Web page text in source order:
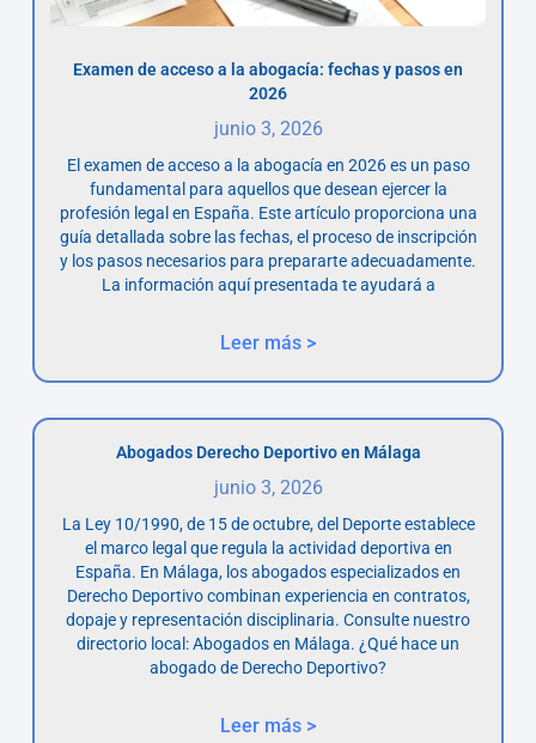
Examen de acceso a la abogacía: fechas y pasos en
2026
junio 3, 2026
El examen de acceso a la abogacía en 2026 es un paso
fundamental para aquellos que desean ejercer la
profesión legal en España. Este artículo proporciona una
guía detallada sobre las fechas, el proceso de inscripción
y los pasos necesarios para prepararte adecuadamente.
La información aquí presentada te ayudará a
Leer más >
Abogados Derecho Deportivo en Málaga
junio 3, 2026
La Ley 10/1990, de 15 de octubre, del Deporte establece
el marco legal que regula la actividad deportiva en
España. En Málaga, los abogados especializados en
Derecho Deportivo combinan experiencia en contratos,
dopaje y representación disciplinaria. Consulte nuestro
directorio local: Abogados en Málaga. ¿Qué hace un
abogado de Derecho Deportivo?
Leer más >